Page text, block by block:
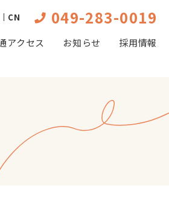
CN 049-283-0019
アクセス お知らせ 採用情報